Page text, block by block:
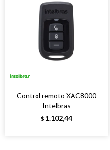
Control remoto XAC8000
Intelbras
$ 1.102,44